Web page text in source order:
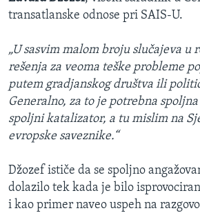
transatlanske odnose pri SAIS-U.
„U sasvim malom broju slučajeva u
rešenja za veoma teške probleme
putem gradjanskog društva ili
Generalno, za to je potrebna
spoljni katalizator, a tu mislim na
evropske saveznike.“
Džozef ističe da se spoljno
dolazilo tek kada je bilo
i kao primer naveo uspeh na